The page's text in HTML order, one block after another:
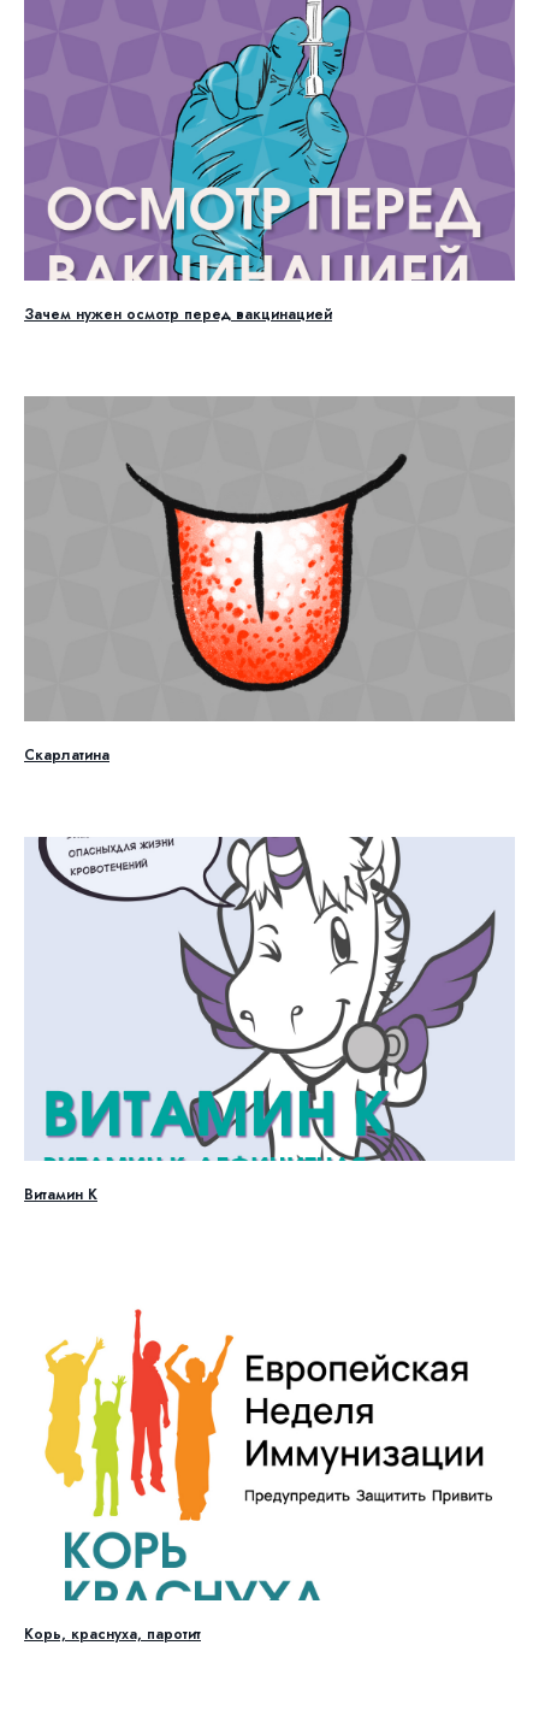
Зачем нужен осмотр перед вакцинацией
Скарлатина
Витамин К
Корь, краснуха, паротит